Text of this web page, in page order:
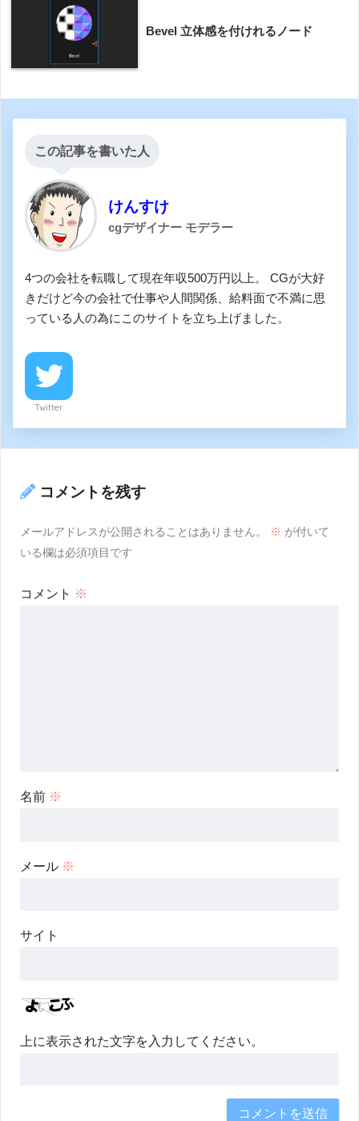
Bevel 立体感を付けれるノード
この記事を書いた人
けんすけ
cgデザイナー モデラー
4つの会社を転職して現在年収500万円以上。 CGが大好
きだけど今の会社で仕事や人間関係、給料面で不満に思
っている人の為にこのサイトを立ち上げました。
Twitter
コメントを残す
メールアドレスが公開されることはありません。 ※ が付いて
いる欄は必須項目です
コメント ※
名前 ※
メール ※
サイト
上に表示された文字を入力してください。